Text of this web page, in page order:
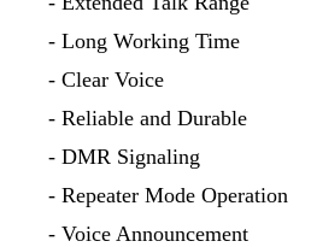
- Long Working Time
- Clear Voice
- Reliable and Durable
- DMR Signaling
- Repeater Mode Operation
- Voice Announcement